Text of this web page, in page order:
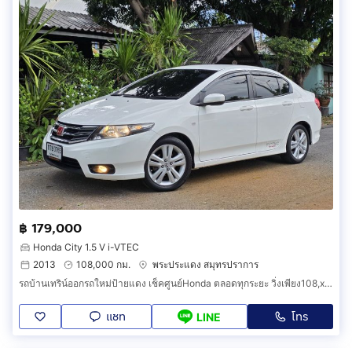
฿ 179,000
Honda City 1.5 V i-VTEC
2013
108,000 กม.
พระประแดง สมุทรปราการ
รถบ้านเทริน์ออกรถใหม่ป้ายแดง เช็คศูนย์Honda ตลอดทุกระยะ วิ่งเพียง108,xxxkm วิ่งประหยัดเพียงกิโลเมตรละ 1.20 ถึง1.50 กับแก๊ส LPG ที่เพิ่งติด
แชท LINE โทร